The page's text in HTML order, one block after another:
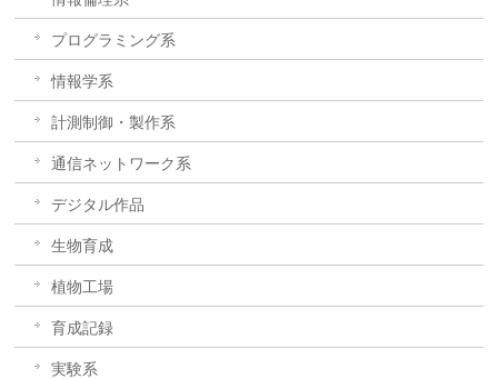
プログラミング系
情報学系
計測制御・製作系
通信ネットワーク系
デジタル作品
生物育成
植物工場
育成記録
実験系